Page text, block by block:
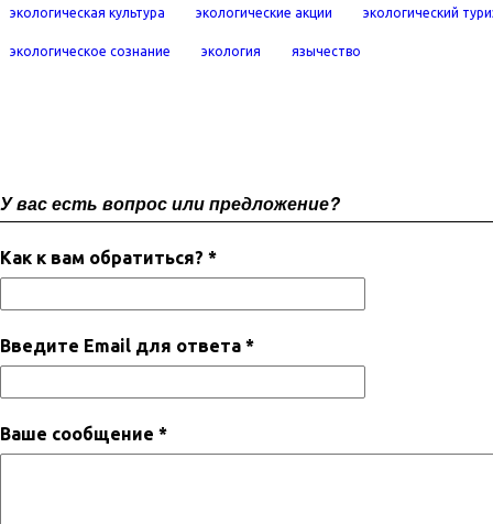
экологическая культура экологические акции экологический
экологическое сознание экология язычество
У вас есть вопрос или предложение?
Как к вам обратиться? *
Введите Email для ответа *
Ваше сообщение *